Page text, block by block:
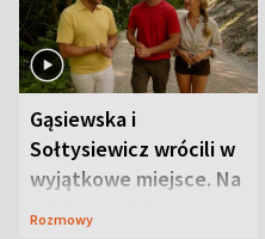
Gąsiewska i
Sołtysiewicz wrócili w
wyjątkowe miejsce. Na
szlaku czekał
Rozmowy